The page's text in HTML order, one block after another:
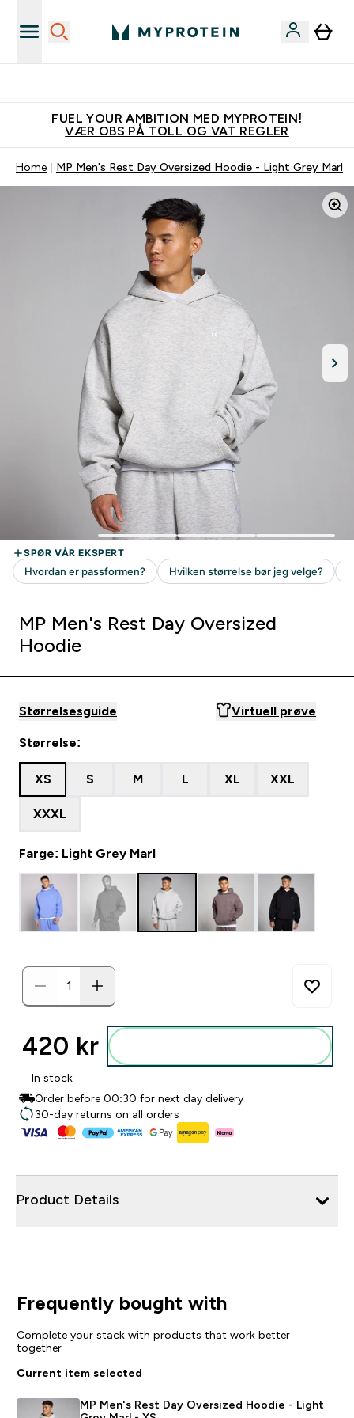
FUEL YOUR AMBITION MED MYPROTEIN!
VÆR OBS PÅ TOLL OG VAT REGLER
Home MP Men's Rest Day Oversized Hoodie - Light Grey Marl
MP Men's Rest Day Oversized
Hoodie
Størrelsesguide Virtuell prøve
Størrelse:
XS S M L XL XXL
XXXL
Farge: Light Grey Marl
420 kr‎
In stock
Order before 00:30 for next day delivery
30-day returns on all orders
Product Details
Frequently bought with
Complete your stack with products that work better
together
Current item selected
MP Men's Rest Day Oversized Hoodie - Light